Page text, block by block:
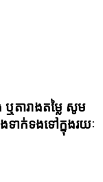
ារាងតម្លៃ សូម
ាក់ទងទៅក្នុងរយៈ